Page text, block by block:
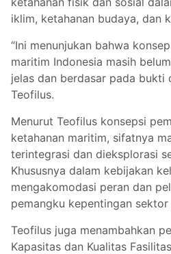
iklim, ketahanan budaya, dan
“Ini menunjukan bahwa
maritim Indonesia masih
jelas dan berdasar pada bukti
Teofilus.
Menurut Teofilus konsepsi
ketahanan maritim, sifatnya
terintegrasi dan dieksplorasi
Khususnya dalam kebijakan
mengakomodasi peran dan
pemangku kepentingan
Teofilus juga menambahkan
Kapasitas dan Kualitas